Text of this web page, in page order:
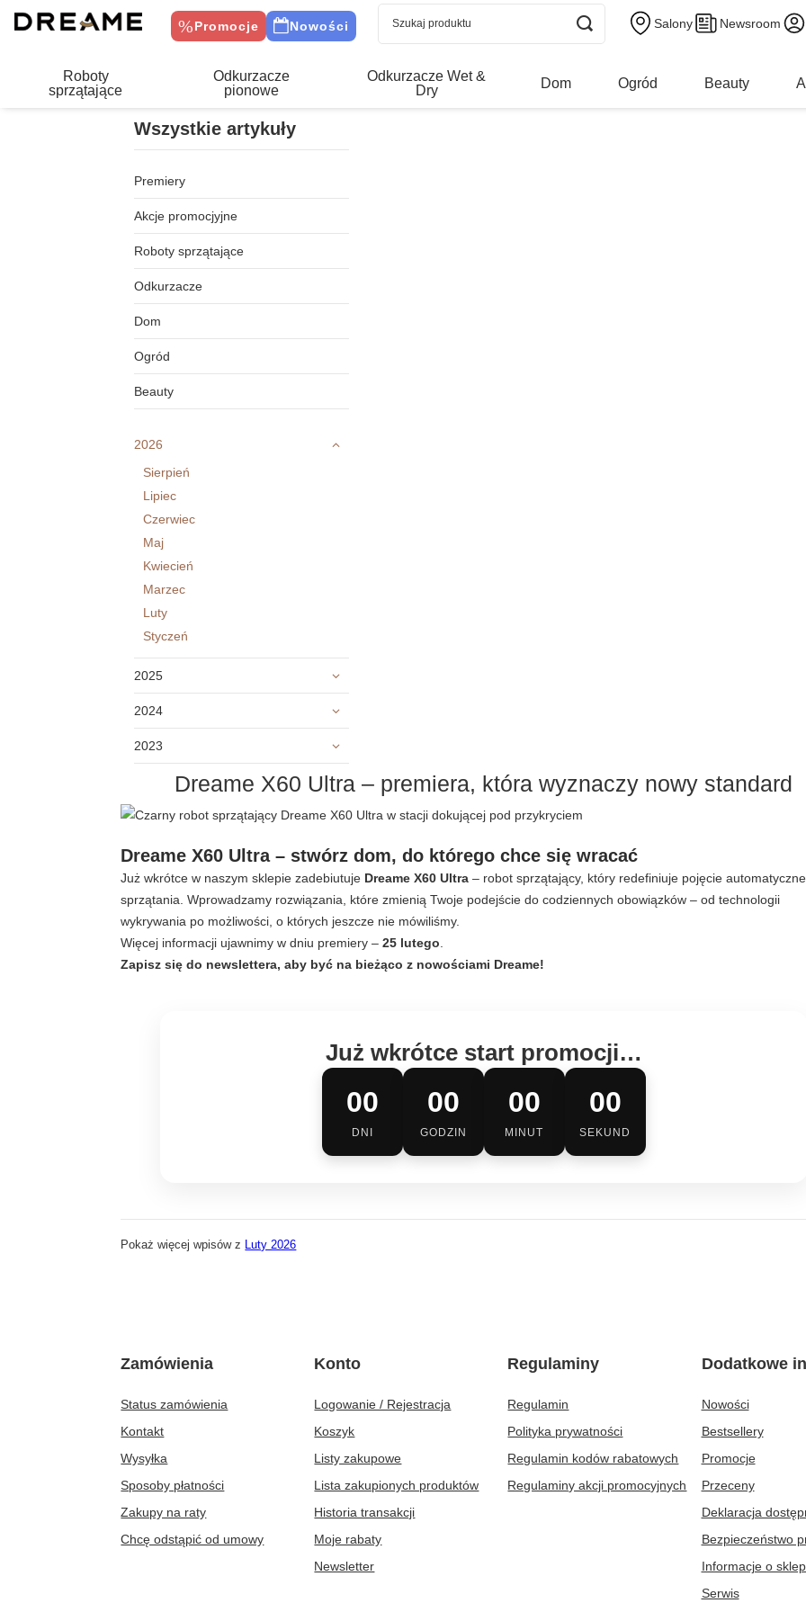
Salony Newsroom
Promocje Nowości
Roboty
sprzątające
Odkurzacze
pionowe
Odkurzacze Wet &
Dry
Dom Ogród Beauty
Wszystkie artykuły
Premiery
Akcje promocjyjne
Roboty sprzątające
Odkurzacze
Dom
Ogród
Beauty
2026
Sierpień
Lipiec
Czerwiec
Maj
Kwiecień
Marzec
Luty
Styczeń
2025
2024
2023
Dreame X60 Ultra – premiera, która wyznaczy nowy standard
Dreame X60 Ultra – stwórz dom, do którego chce się wracać
Już wkrótce w naszym sklepie zadebiutuje Dreame X60 Ultra– robot sprzątający, który redefiniuje pojęcie
sprzątania. Wprowadzamy rozwiązania, które zmienią Twoje podejście do codziennych obowiązków – od technologii
wykrywania po możliwości, o których jeszcze nie mówiliśmy.
Więcej informacji ujawnimy w dniu premiery –25 lutego
Zapisz się do newslettera, aby być na bieżąco z nowościami Dreame!
Już wkrótce start promocji…
00
DNI
00
GODZIN
00
MINUT
00
SEKUND
Pokaż więcej wpisów z Luty 2026
Zamówienia
Status zamówienia
Kontakt
Wysyłka
Sposoby płatności
Zakupy na raty
Chcę odstąpić od umowy
Konto
Logowanie / Rejestracja
Koszyk
Listy zakupowe
Lista zakupionych produktów
Historia transakcji
Moje rabaty
Newsletter
Regulaminy
Regulamin
Polityka prywatności
Regulamin kodów rabatowych
Regulaminy akcji promocyjnych
Dodatkowe
Nowości
Bestsellery
Promocje
Przeceny
Deklaracja
Bezpieczeństwo
Informacje o
Serwis